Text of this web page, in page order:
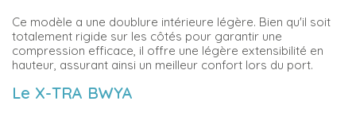
Ce modèle a une doublure intérieure légère. Bien qu'il soit
totalement rigide sur les côtés pour garantir une
compression efficace, il offre une légère extensibilité en
hauteur, assurant ainsi un meilleur confort lors du port.
Le X-TRA BWYA